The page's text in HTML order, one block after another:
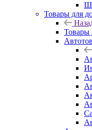
Товары для
Товары